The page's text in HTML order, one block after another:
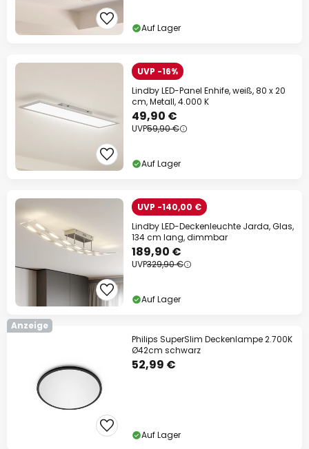
Auf Lager
UVP -16%
Lindby LED-Panel Enhife, weiß, 80 x 20
cm, Metall, 4.000 K
49,90 €
UVP59,90 €
Auf Lager
UVP -140,00 €
Lindby LED-Deckenleuchte Jarda, Glas,
134 cm lang, dimmbar
189,90 €
UVP329,90 €
Auf Lager
Anzeige
Philips SuperSlim Deckenlampe 2.700K
Ø42cm schwarz
52,99 €
Auf Lager